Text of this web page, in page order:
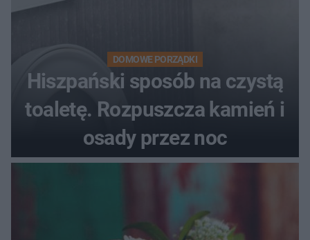
DOMOWE PORZĄDKI
Hiszpański sposób na czystą
toaletę. Rozpuszcza kamień i
osady przez noc